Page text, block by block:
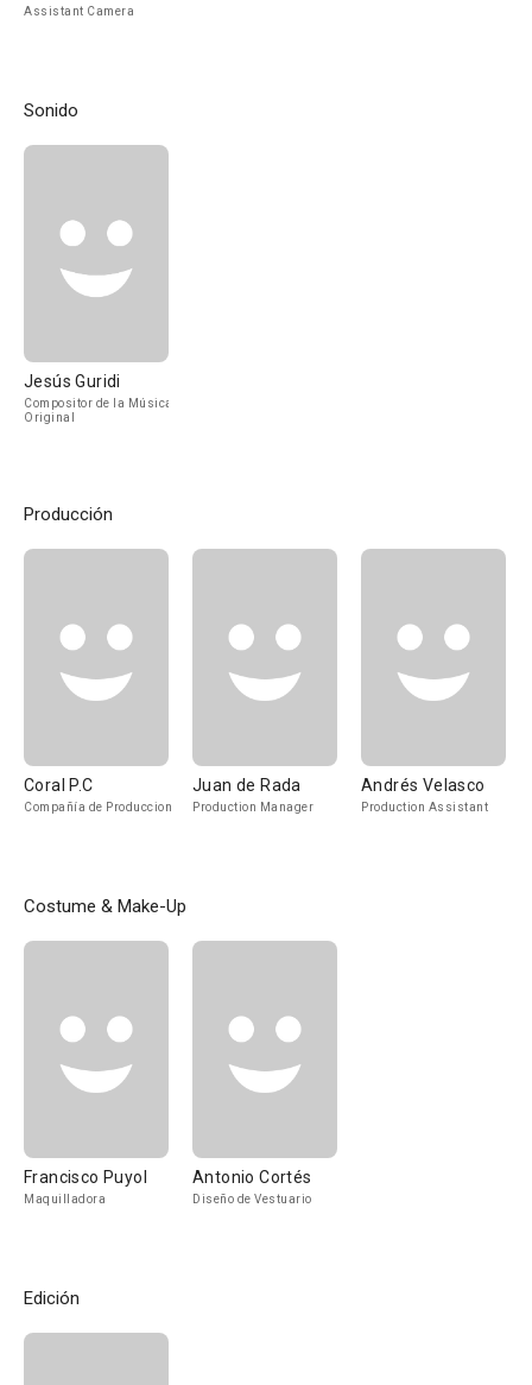
Assistant Camera
Sonido
Jesús Guridi
Compositor de la Música
Original
Producción
Coral P.C
Compañía de Produccion
Juan de Rada
Production Manager
Andrés Velasco
Production Assistant
Costume & Make-Up
Francisco Puyol
Maquilladora
Antonio Cortés
Diseño de Vestuario
Edición